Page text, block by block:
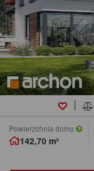
Powierzchnia domu
142,70 m²